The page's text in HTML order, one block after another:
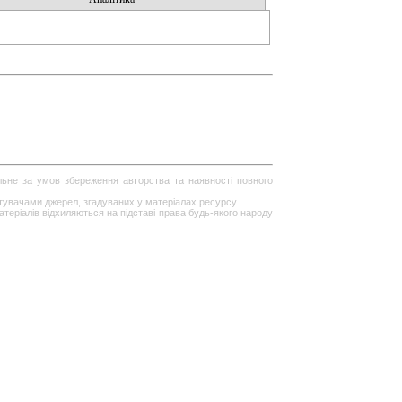
за умов збереження авторства та наявності повного
джерел, згадуваних у матеріалах ресурсу.
відхиляються на підставі права будь-якого народу